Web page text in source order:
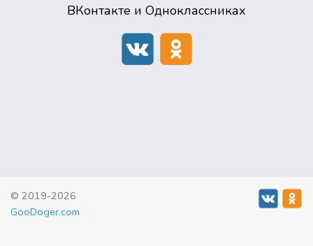
ВКонтакте и Одноклассниках
© 2019-2026
GooDoger.com